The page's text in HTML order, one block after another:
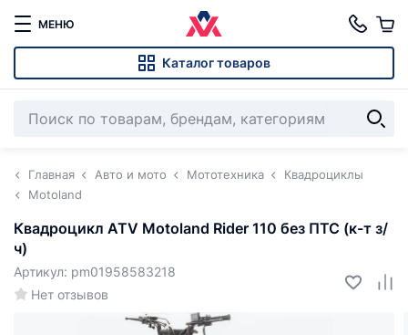
МЕНЮ
Каталог товаров
Главная Авто и мото Мототехника
Квадроциклы
Motoland
Квадроцикл ATV Motoland Rider 110 без ПТС (к-т з/
ч)
Нет отзывов
Артикул: pm01958583218